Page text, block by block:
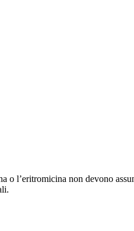
l’eritromicina non devono